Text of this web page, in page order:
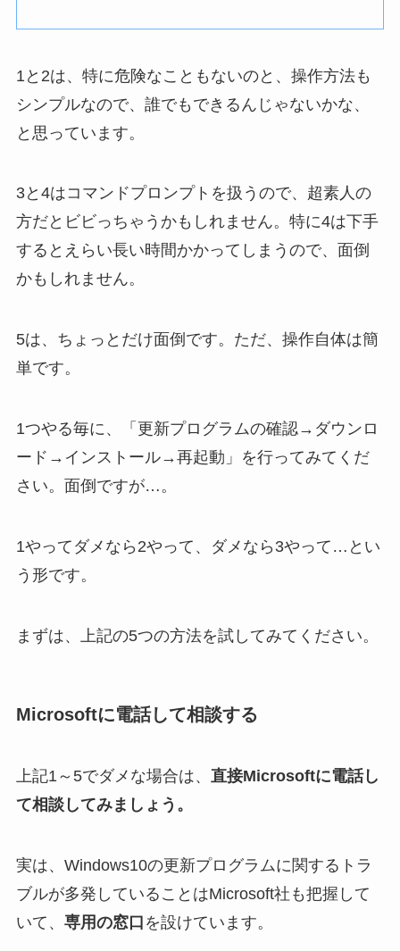
1と2は、特に危険なこともないのと、操作方法も
シンプルなので、誰でもできるんじゃないかな、
と思っています。
3と4はコマンドプロンプトを扱うので、超素人の
方だとビビっちゃうかもしれません。特に4は下手
するとえらい長い時間かかってしまうので、面倒
かもしれません。
5は、ちょっとだけ面倒です。ただ、操作自体は簡
単です。
1つやる毎に、「更新プログラムの確認→ダウンロ
ード→インストール→再起動」を行ってみてくだ
さい。面倒ですが…。
1やってダメなら2やって、ダメなら3やって…とい
う形です。
まずは、上記の5つの方法を試してみてください。
Microsoftに電話して相談する
上記1～5でダメな場合は、 直接Microsoftに電話し
て相談してみましょう。
実は、Windows10の更新プログラムに関するトラ
ブルが多発していることはMicrosoft社も把握して
いて、 専用の窓口 を設けています。